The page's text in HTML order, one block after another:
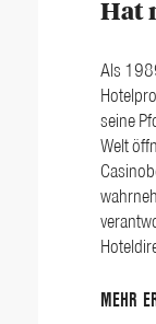
Hat
Als
seine
Welt
MEHR